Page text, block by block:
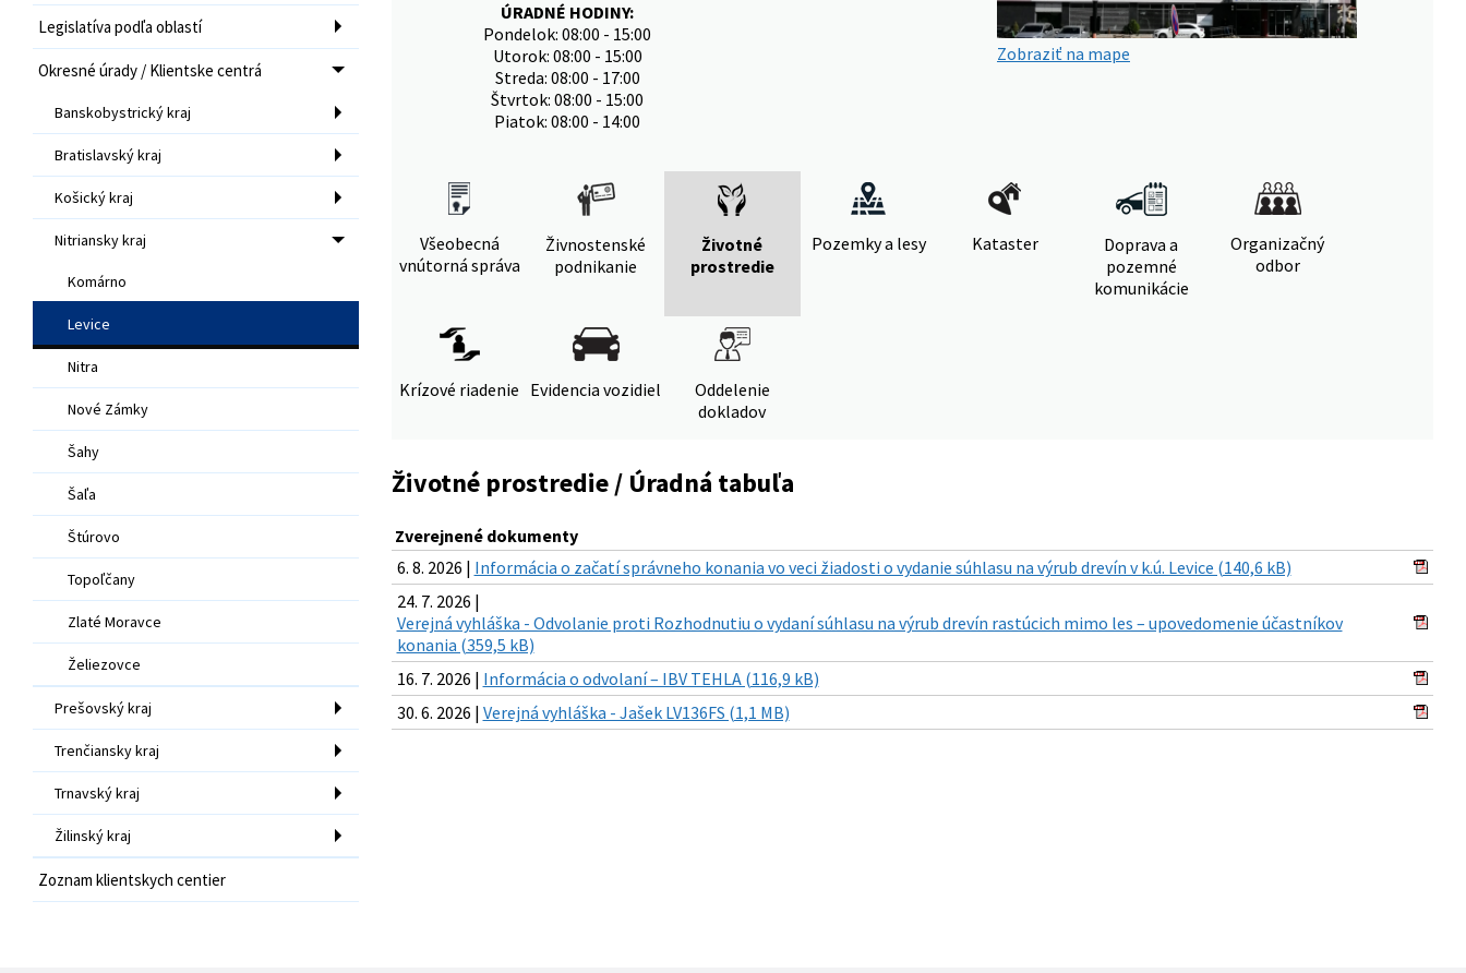
Legislatíva podľa oblastí
Okresné úrady / Klientske centrá
Banskobystrický kraj
Bratislavský kraj
Košický kraj
Nitriansky kraj
Komárno
Levice
Nitra
Nové Zámky
Šahy
Šaľa
Štúrovo
Topoľčany
Zlaté Moravce
Želiezovce
Prešovský kraj
Trenčiansky kraj
Trnavský kraj
Žilinský kraj
Zoznam klientskych centier
ÚRADNÉ HODINY:
Pondelok: 08:00 - 15:00
Utorok: 08:00 - 15:00
Streda: 08:00 - 17:00
Štvrtok: 08:00 - 15:00
Piatok: 08:00 - 14:00
Zobraziť na mape
Všeobecná
vnútorná správa
Živnostenské
podnikanie
Životné
prostredie
Pozemky a lesy Kataster
Doprava a
pozemné
komunikácie
Organizačný
odbor
Krízové riadenie Evidencia vozidiel
Oddelenie
dokladov
Životné prostredie / Úradná tabuľa
Zverejnené dokumenty
6. 8. 2026 | Informácia o začatí správneho konania vo veci žiadosti o vydanie súhlasu na výrub drevín v k.ú. Levice (140,6 kB)
24. 7. 2026 |
Verejná vyhláška - Odvolanie proti Rozhodnutiu o vydaní súhlasu na výrub drevín rastúcich mimo les – upovedomenie účastníkov
konania (359,5 kB)
16. 7. 2026 | Informácia o odvolaní – IBV TEHLA (116,9 kB)
30. 6. 2026 | Verejná vyhláška - Jašek LV136FS (1,1 MB)